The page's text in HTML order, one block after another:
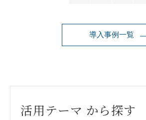
導入事例一覧
活用テーマ から探す